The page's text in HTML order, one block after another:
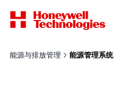
能源与排放管理 能源管理系统